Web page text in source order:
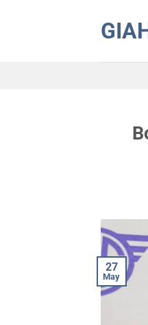
27
May